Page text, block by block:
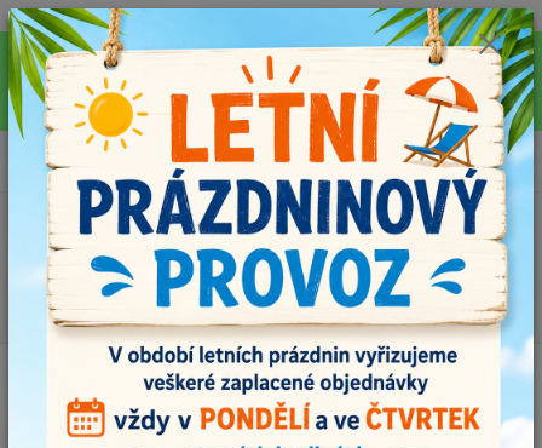
Pro rychlejší vyřízení Vašich dotazů, využijte během letních prázdnin náš
email info@i-prize.cz. Děkujeme. !!! POZOR ZMĚNA !!! V PONDĚLÍ 10.8.
NEVYŘIZUJEME ŽÁDNÉ OBJEDNÁVKY, ODESÍLAT BUDEME V ÚTERÝ
11.8. DĚKUJEME ZA POCHOPENÍ!
Menu
Hledat
+420704179566 0ks
za0,00 Kč
MOOL - vlastnoručně vyráběná klubíčka MOOL MIX č.111
MOOL MIX č.111